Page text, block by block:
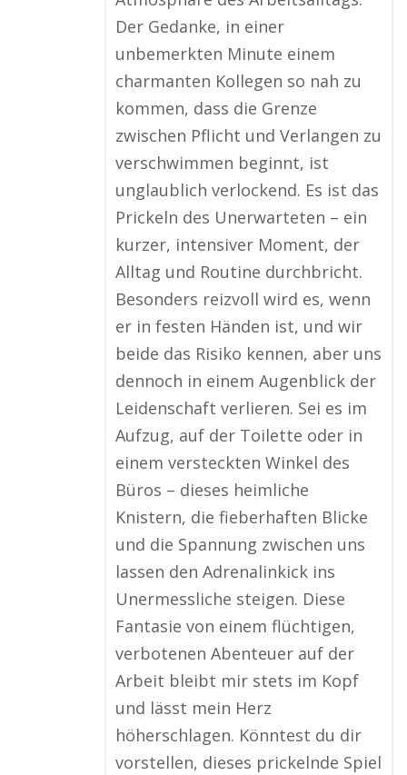
Der Gedanke, in einer
unbemerkten Minute einem
charmanten Kollegen so nah zu
kommen, dass die Grenze
zwischen Pflicht und Verlangen zu
verschwimmen beginnt, ist
unglaublich verlockend. Es ist das
Prickeln des Unerwarteten – ein
kurzer, intensiver Moment, der
Alltag und Routine durchbricht.
Besonders reizvoll wird es, wenn
er in festen Händen ist, und wir
beide das Risiko kennen, aber uns
dennoch in einem Augenblick der
Leidenschaft verlieren. Sei es im
Aufzug, auf der Toilette oder in
einem versteckten Winkel des
Büros – dieses heimliche
Knistern, die fieberhaften Blicke
und die Spannung zwischen uns
lassen den Adrenalinkick ins
Unermessliche steigen. Diese
Fantasie von einem flüchtigen,
verbotenen Abenteuer auf der
Arbeit bleibt mir stets im Kopf
und lässt mein Herz
höherschlagen. Könntest du dir
vorstellen, dieses prickelnde Spiel